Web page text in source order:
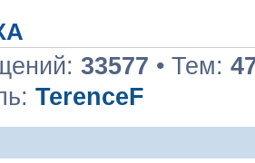
33577 • Тем:
TerenceF